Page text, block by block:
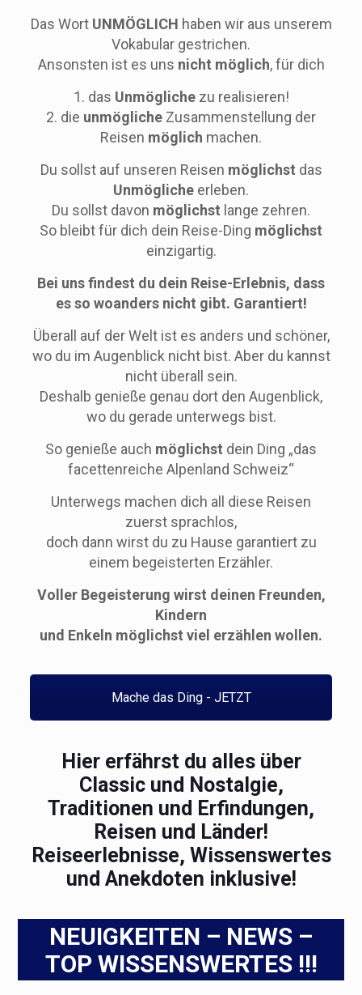
Das Wort UNMÖGLICH haben wir aus unserem
Vokabular gestrichen.
Ansonsten ist es uns nicht möglich, für dich
1. das Unmöglichezu realisieren!
2. die unmögliche Zusammenstellung der
Reisen möglich machen.
Du sollst auf unseren Reisen möglichst das
Unmögliche erleben.
Du sollst davon möglichst lange zehren.
So bleibt für dich dein Reise-Ding möglichst
einzigartig.
Bei uns findest du dein Reise-Erlebnis, dass
es so woanders nicht gibt. Garantiert!
Überall auf der Welt ist es anders und schöner,
wo du im Augenblick nicht bist. Aber du kannst
nicht überall sein.
Deshalb genieße genau dort den Augenblick,
wo du gerade unterwegs bist.
So genieße auch möglichst dein Ding „das
facettenreiche Alpenland Schweiz“
Unterwegs machen dich all diese Reisen
zuerst sprachlos,
doch dann wirst du zu Hause garantiert zu
einem begeisterten Erzähler.
Voller Begeisterung wirst deinen Freunden,
Kindern
und Enkeln möglichst viel erzählen wollen.
Mache das Ding - JETZT
Hier erfährst du alles über
Classic und Nostalgie,
Traditionen und Erfindungen,
Reisen und Länder!
Reiseerlebnisse, Wissenswertes
und Anekdoten inklusive!
NEUIGKEITEN – NEWS –
TOP WISSENSWERTES !!!